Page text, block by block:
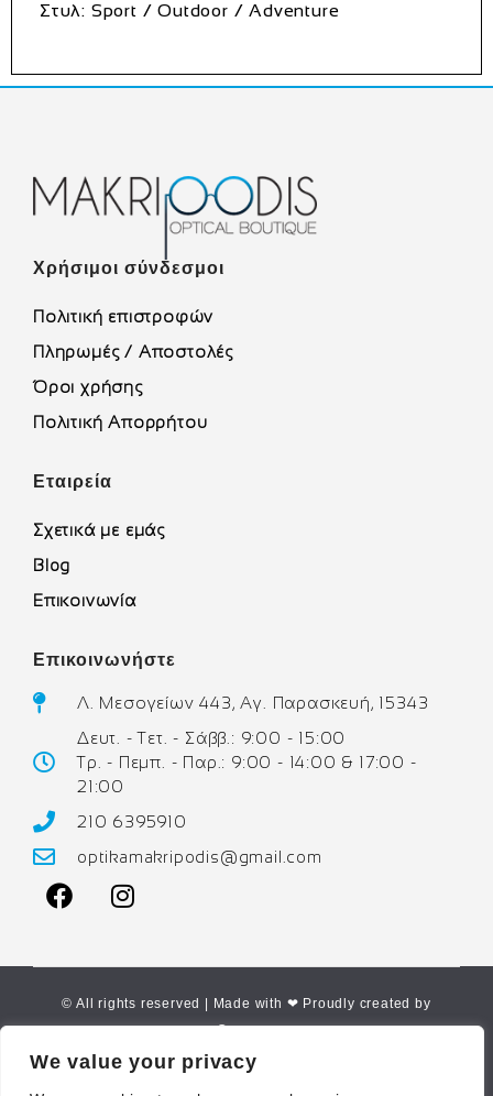
We value your privacy
Στυλ: Sport / Outdoor / Adventure
Χρήσιμοι σύνδεσμοι
Πολιτική επιστροφών
Πληρωμές / Αποστολές
Όροι χρήσης
Πολιτική Απορρήτου
Εταιρεία
Σχετικά με εμάς
Blog
Επικοινωνία
Επικοινωνήστε
Λ. Μεσογείων 443, Αγ. Παρασκευή, 15343
Δευτ. - Τετ. - Σάββ.: 9:00 - 15:00
Τρ. - Πεμπ. - Παρ.: 9:00 - 14:00 & 17:00 -
21:00
210 6395910
optikamakripodis@gmail.com
© All rights reserved | Made with ❤ Proudly created by
Corne.gr